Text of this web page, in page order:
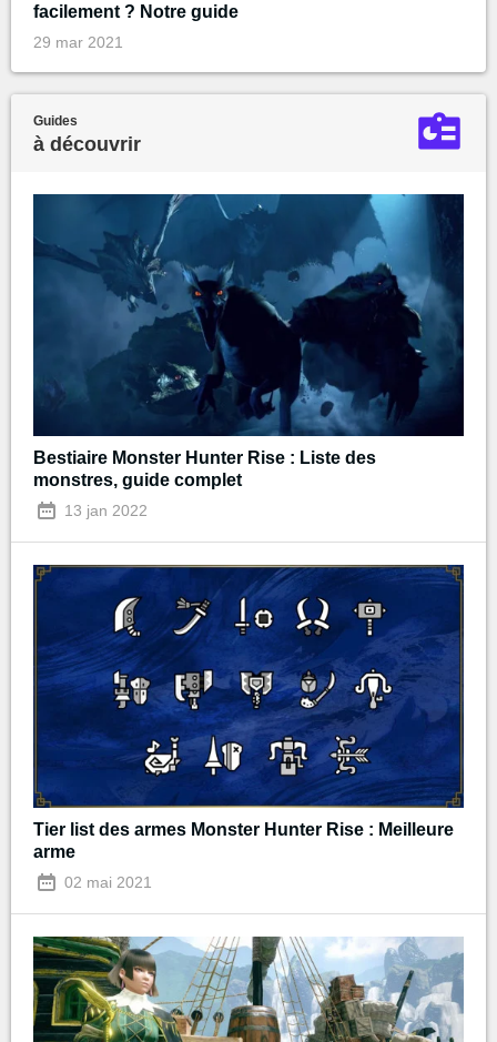
facilement ? Notre guide
29 mar 2021
Guides
à découvrir
Bestiaire Monster Hunter Rise : Liste des
monstres, guide complet
13 jan 2022
Tier list des armes Monster Hunter Rise : Meilleure
arme
02 mai 2021